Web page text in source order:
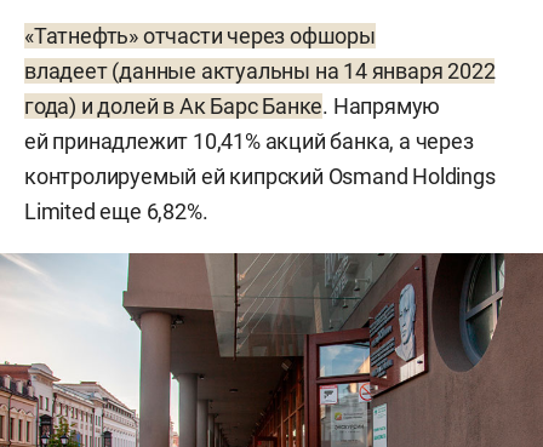
«Татнефть» отчасти через офшоры
владеет (данные актуальны на 14 января 2022
года) и долей в Ак Барс Банке. Напрямую
ей принадлежит 10,41% акций банка, а через
контролируемый ей кипрский Osmand Holdings
Limited еще 6,82%.